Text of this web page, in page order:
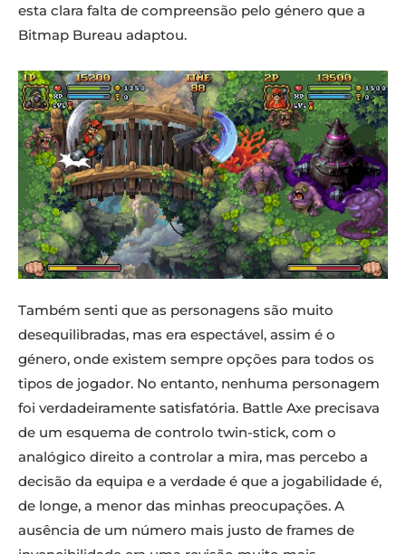
esta clara falta de compreensão pelo género que a
Bitmap Bureau adaptou.
Também senti que as personagens são muito
desequilibradas, mas era espectável, assim é o
género, onde existem sempre opções para todos os
tipos de jogador. No entanto, nenhuma personagem
foi verdadeiramente satisfatória. Battle Axe precisava
de um esquema de controlo twin-stick, com o
analógico direito a controlar a mira, mas percebo a
decisão da equipa e a verdade é que a jogabilidade é,
de longe, a menor das minhas preocupações. A
ausência de um número mais justo de frames de